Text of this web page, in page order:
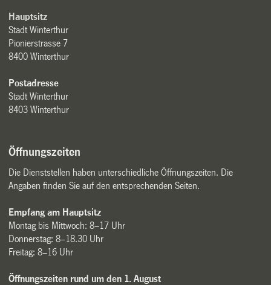
Hauptsitz
Stadt Winterthur
Pionierstrasse 7
8400 Winterthur
Postadresse
Stadt Winterthur
8403 Winterthur
Öffnungszeiten
Die Dienststellen haben unterschiedliche Öffnungszeiten. Die
Angaben finden Sie auf den entsprechenden Seiten.
Empfang am Hauptsitz
Montag bis Mittwoch: 8–17 Uhr
Donnerstag: 8–18.30 Uhr
Freitag: 8–16 Uhr
Öffnungszeiten rund um den 1. August